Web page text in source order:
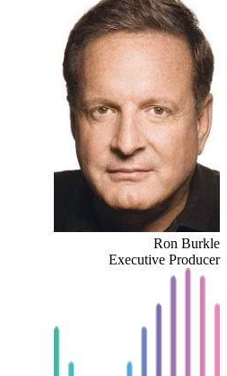
Ron Burkle
Executive Producer